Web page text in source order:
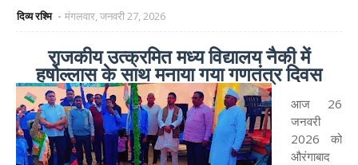
दिव्य रश्मि मंगलवार, जनवरी 27, 2026
राजकीय उत्क्रमित मध्य विद्यालय नैकी में
हर्षोल्लास के साथ मनाया गया गणतंत्र दिवस
आज 26
जनवरी
2026 को
औरंगाबाद